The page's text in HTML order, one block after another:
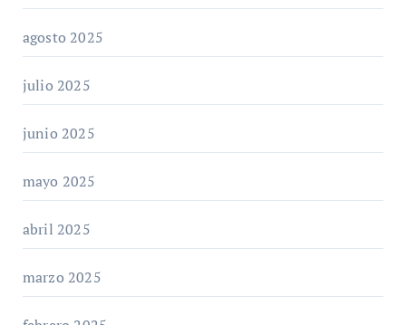
agosto 2025
julio 2025
junio 2025
mayo 2025
abril 2025
marzo 2025